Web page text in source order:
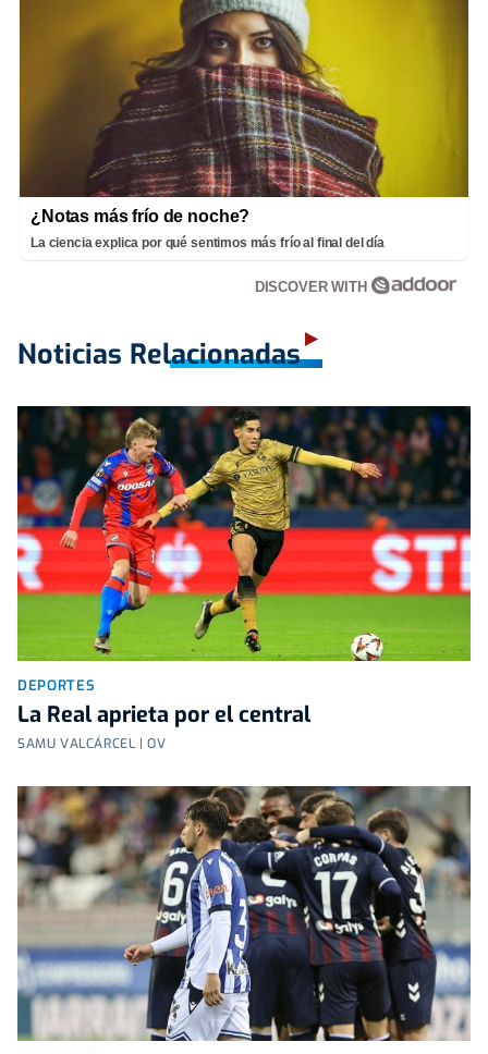
¿Notas más frío de noche?
La ciencia explica por qué sentimos más frío al final del día
DISCOVER WITH
Noticias Relacionadas
DEPORTES
La Real aprieta por el central
SAMU VALCÁRCEL | OV